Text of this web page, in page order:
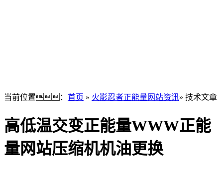
当前位置： 首页 » 火影忍者正能量网站资讯» 技术文章
高低温交变正能量WWW正能
量网站压缩机机油更换